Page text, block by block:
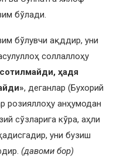
бўлади.
бўлувчи ақддир, уни
соллаллоҳу
ҳадя
, деганлар (Бухорий
розияллоҳу анҳумодан
сўзларига кўра, аҳли
уни бузиш
(давоми бор)